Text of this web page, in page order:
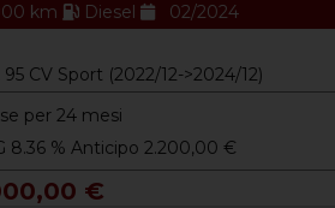
km Diesel 02/2024
CV Sport (2022/12->2024/12)
per 24 mesi
8.36 % Anticipo 2.200,00 €
€